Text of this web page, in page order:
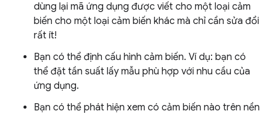
dùng lại mã ứng dụng được viết cho một loại cảm
biến cho một loại cảm biến khác mà chỉ cần sửa đổi
rất ít!
Bạn có thể định cấu hình cảm biến. Ví dụ: bạn có
thể đặt tần suất lấy mẫu phù hợp với nhu cầu của
ứng dụng.
Bạn có thể phát hiện xem có cảm biến nào trên nền